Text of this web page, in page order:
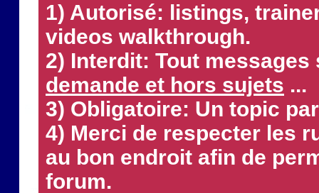
1) Autorisé: listings,
videos walkthrough.
2) Interdit: Tout
demande et hors sujets ...
3) Obligatoire: Un topic
4) Merci de respecter les
au bon endroit afin de
forum.